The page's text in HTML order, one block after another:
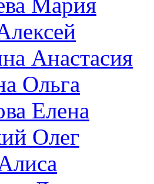
Мария
Анастасия
Ольга
Елена
Олег